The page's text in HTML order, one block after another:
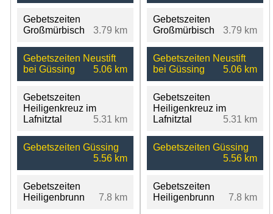
Gebetszeiten
Großmürbisch
3.79 km
Gebetszeiten Neustift
bei Güssing
5.06 km
Gebetszeiten
Heiligenkreuz im
Lafnitztal
5.31 km
Gebetszeiten Güssing
5.56 km
Gebetszeiten
Heiligenbrunn
7.8 km
Gebetszeiten
Großmürbisch
3.79 km
Gebetszeiten Neustift
bei Güssing
5.06 km
Gebetszeiten
Heiligenkreuz im
Lafnitztal
5.31 km
Gebetszeiten Güssing
5.56 km
Gebetszeiten
Heiligenbrunn
7.8 km